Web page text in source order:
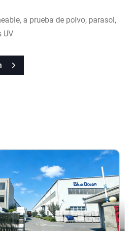
a prueba de polvo, parasol,
UV